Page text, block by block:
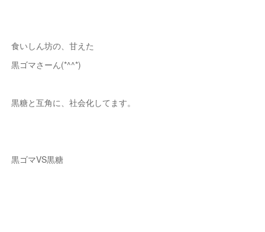
食いしん坊の、甘えた
黒ゴマさーん(*^^*)
黒糖と互角に、社会化してます。
黒ゴマVS黒糖